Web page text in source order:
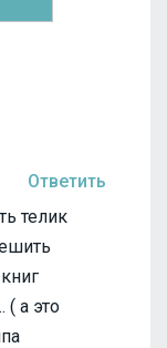
Ответить
телик
( а это